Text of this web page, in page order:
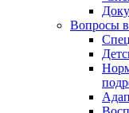
Вопросы